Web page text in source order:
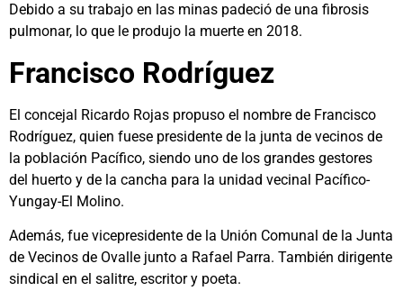
Debido a su trabajo en las minas padeció de una fibrosis
pulmonar, lo que le produjo la muerte en 2018.
Francisco Rodríguez
El concejal Ricardo Rojas propuso el nombre de Francisco
Rodríguez, quien fuese presidente de la junta de vecinos de
la población Pacífico, siendo uno de los grandes gestores
del huerto y de la cancha para la unidad vecinal Pacífico-
Yungay-El Molino.
Además, fue vicepresidente de la Unión Comunal de la Junta
de Vecinos de Ovalle junto a Rafael Parra. También dirigente
sindical en el salitre, escritor y poeta.